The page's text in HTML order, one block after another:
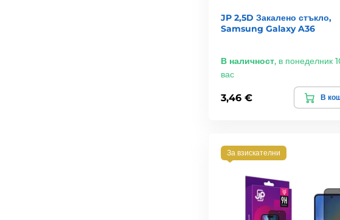
JP 2,5D Закалено стъкло,
Samsung Galaxy A36
В наличност, в понеделник
вас
3,46 € В
За взискателни